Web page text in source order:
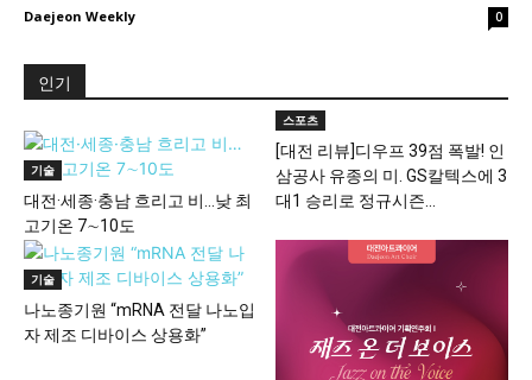
Daejeon Weekly 0
인기
기술
대전·세종·충남 흐리고 비…낮 최
고기온 7∼10도
스포츠
[대전 리뷰]디우프 39점 폭발! 인
삼공사 유종의 미. GS칼텍스에 3
대1 승리로 정규시즌...
기술
나노종기원 “mRNA 전달 나노입
자 제조 디바이스 상용화”